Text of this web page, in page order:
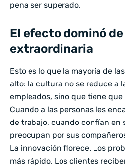
pena ser superado.
El efecto dominó
extraordinaria
Esto es lo que la mayoría de
alto: la cultura no se reduce a
empleados, sino que tiene
Cuando a las personas les
de trabajo, cuando confían en
preocupan por sus
La innovación florece. Los
más rápido. Los clientes